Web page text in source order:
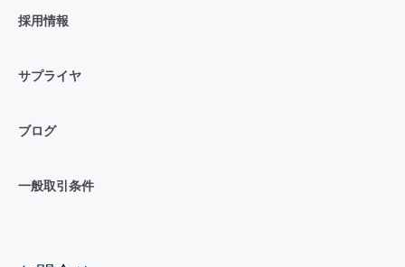
採用情報
サプライヤ
ブログ
一般取引条件